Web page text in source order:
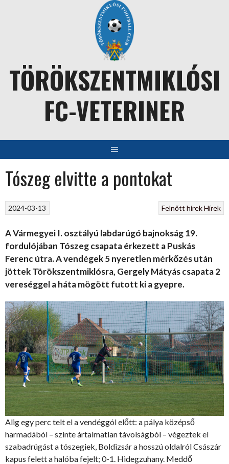
TÖRÖKSZENTMIKLÓSI
FC-VETERINER
Tószeg elvitte a pontokat
Felnőtt hírekHírek
2024-03-13
A Vármegyei I. osztályú labdarúgó bajnokság 19.
fordulójában Tószeg csapata érkezett a Puskás
Ferenc útra. A vendégek 5 nyeretlen mérkőzés után
jöttek Törökszentmiklósra, Gergely Mátyás csapata 2
vereséggel a háta mögött futott ki a gyepre.
Alig egy perc telt el a vendéggól előtt: a pálya középső
harmadából – szinte ártalmatlan távolságból – végeztek el
szabadrúgást a tószegiek, Boldizsár a hosszú oldalról Császár
kapus felett a halóba fejelt; 0-1. Hidegzuhany. Meddő